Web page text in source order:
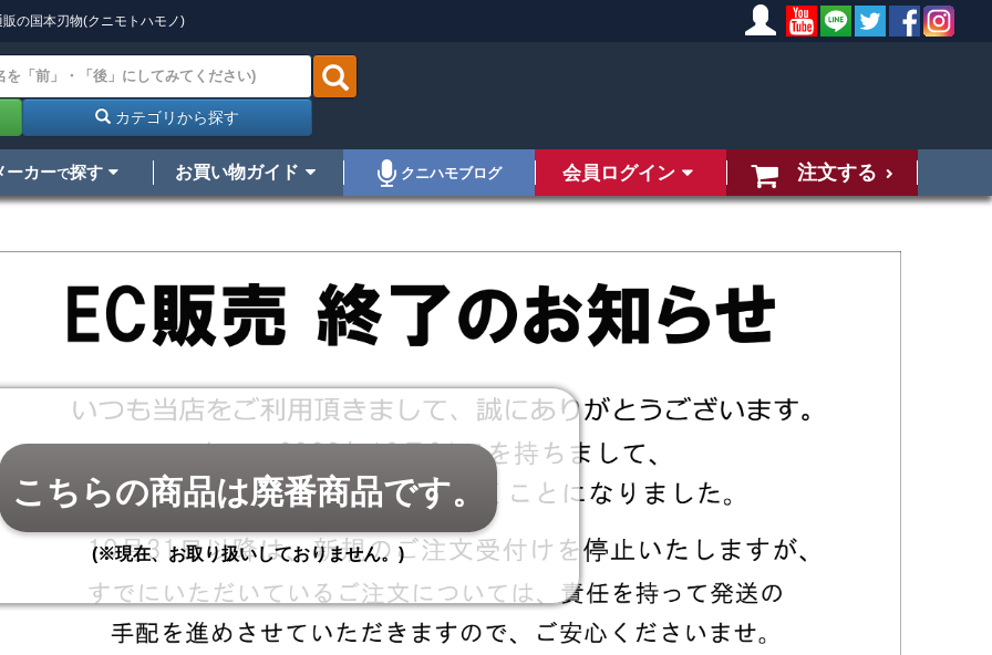
の国本刃物(クニモトハモノ)
カテゴリから探す
ーカーで探す お買い物ガイド クニハモブログ 会員ログイン 注文する
こちらの商品は廃番商品です。
(※現在、お取り扱いしておりません。)